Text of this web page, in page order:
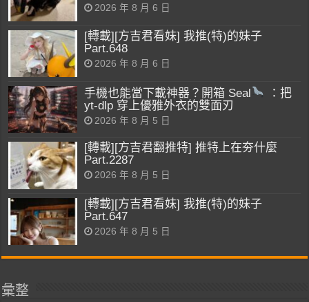
2026 年 8 月 6 日
[轉載][方吉君看妹] 我推(特)的妹子
Part.648
2026 年 8 月 6 日
手機也能當下載神器？開箱 Seal
：把
yt-dlp 穿上優雅外衣的雙面刃
2026 年 8 月 5 日
[轉載][方吉君翻推特] 推特上在夯什麼
Part.2287
2026 年 8 月 5 日
[轉載][方吉君看妹] 我推(特)的妹子
Part.647
2026 年 8 月 5 日
彙整